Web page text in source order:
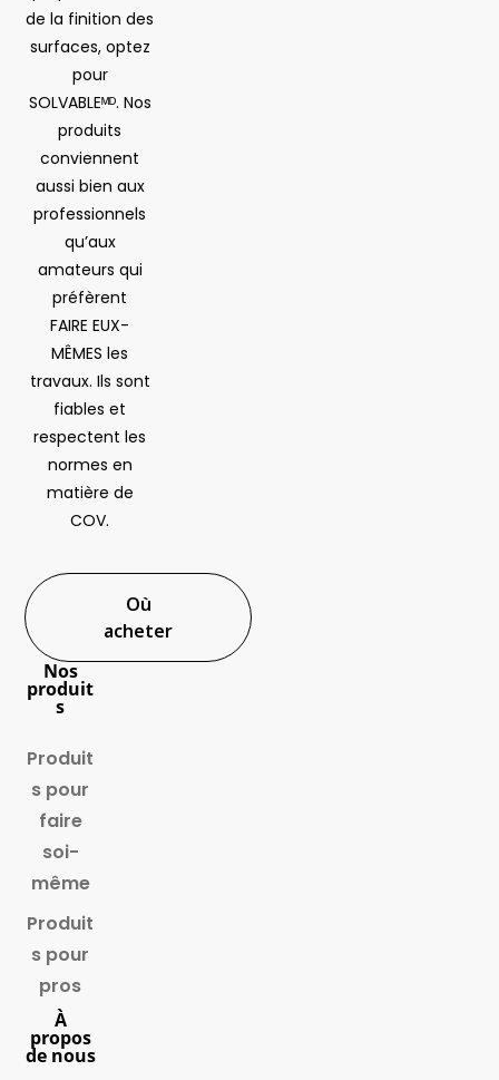
de la finition des
surfaces, optez
pour
SOLVABLEᴹᴰ. Nos
produits
conviennent
aussi bien aux
professionnels
qu’aux
amateurs qui
préfèrent
FAIRE EUX-
MÊMES les
travaux. Ils sont
fiables et
respectent les
normes en
matière de
COV.
Où
acheter
Nos
produit
s
Produit
s pour
faire
soi-
même
Produit
s pour
pros
À
propos
de nous